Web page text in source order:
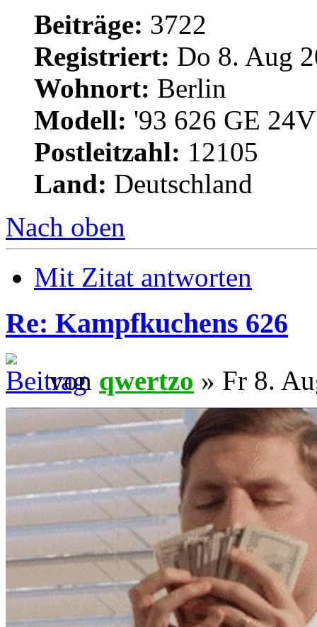
Beiträge: 3722
Registriert: Do 8. Aug
Wohnort: Berlin
Modell: '93 626 GE
Postleitzahl: 12105
Land: Deutschland
Nach oben
Mit Zitat antworten
Re: Kampfkuchens 626
von qwertzo » Fr 8.